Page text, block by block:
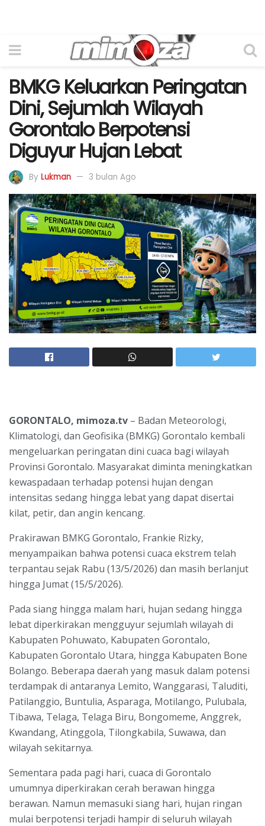
BMKG Keluarkan Peringatan
Dini, Sejumlah Wilayah
Gorontalo Berpotensi
Diguyur Hujan Lebat
By Lukman 3 bulan Ago
GORONTALO, mimoza.tv – Badan Meteorologi,
Klimatologi, dan Geofisika (BMKG) Gorontalo kembali
mengeluarkan peringatan dini cuaca bagi wilayah
Provinsi Gorontalo. Masyarakat diminta meningkatkan
kewaspadaan terhadap potensi hujan dengan
intensitas sedang hingga lebat yang dapat disertai
kilat, petir, dan angin kencang.
Prakirawan BMKG Gorontalo, Frankie Rizky,
menyampaikan bahwa potensi cuaca ekstrem telah
terpantau sejak Rabu (13/5/2026) dan masih berlanjut
hingga Jumat (15/5/2026).
Pada siang hingga malam hari, hujan sedang hingga
lebat diperkirakan mengguyur sejumlah wilayah di
Kabupaten Pohuwato, Kabupaten Gorontalo,
Kabupaten Gorontalo Utara, hingga Kabupaten Bone
Bolango. Beberapa daerah yang masuk dalam potensi
terdampak di antaranya Lemito, Wanggarasi, Taluditi,
Patilanggio, Buntulia, Asparaga, Motilango, Pulubala,
Tibawa, Telaga, Telaga Biru, Bongomeme, Anggrek,
Kwandang, Atinggola, Tilongkabila, Suwawa, dan
wilayah sekitarnya.
Sementara pada pagi hari, cuaca di Gorontalo
umumnya diperkirakan cerah berawan hingga
berawan. Namun memasuki siang hari, hujan ringan
mulai berpotensi terjadi hampir di seluruh wilayah